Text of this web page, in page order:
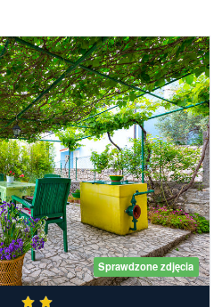
Sprawdzone zdjęcia